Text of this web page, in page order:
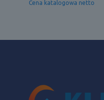
Cena katalogowa netto